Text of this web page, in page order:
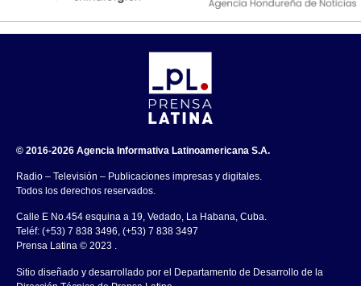
© 2016-2026 Agencia Informativa Latinoamericana S.A.
Radio – Televisión – Publicaciones impresas y digitales.
Todos los derechos reservados.
Calle E No.454 esquina a 19, Vedado, La Habana, Cuba.
Teléf: (+53) 7 838 3496, (+53) 7 838 3497
Prensa Latina © 2023 .
Sitio diseñado y desarrollado por el Departamento de Desarrollo de la